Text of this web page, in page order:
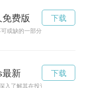
费版
或缺的一部分，而好用的加
下载
最新
入了解其在投资和财务分析中
下载